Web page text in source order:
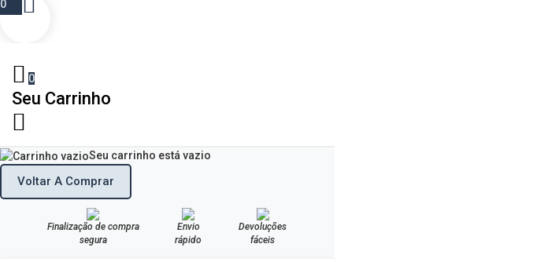
0
0
Seu Carrinho
Seu carrinho está vazio
Voltar A Comprar
Finalização de compra
segura
Envio
rápido
Devoluções
fáceis